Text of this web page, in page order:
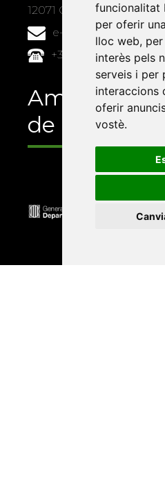
funcionalitat
per oferir
lloc web,
interès pels
serveis i per
interaccions
oferir
vostè.
12071 Castelló de la Plana
e-buc@vives.org
+34 964 72 89 93
Amb el
de